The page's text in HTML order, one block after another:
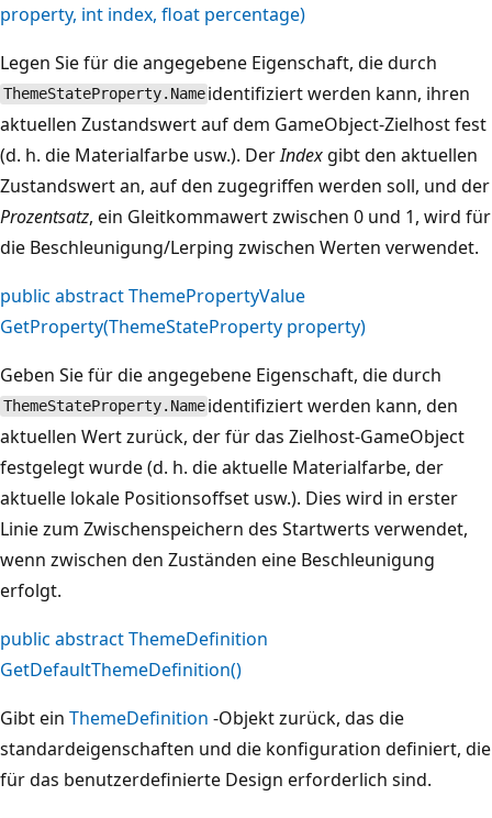
property, int index, float percentage)
Legen Sie für die angegebene Eigenschaft, die durch
ThemeStateProperty.Name identifiziert werden kann, ihren
aktuellen Zustandswert auf dem GameObject-Zielhost fest
(d. h. die Materialfarbe usw.). DerIndex gibt den aktuellen
Zustandswert an, auf den zugegriffen werden soll, und der
Prozentsatz, ein Gleitkommawert zwischen 0 und 1, wird für
die Beschleunigung/Lerping zwischen Werten verwendet.
public abstract ThemePropertyValue
GetProperty(ThemeStateProperty property)
Geben Sie für die angegebene Eigenschaft, die durch
ThemeStateProperty.Name identifiziert werden kann, den
aktuellen Wert zurück, der für das Zielhost-GameObject
festgelegt wurde (d. h. die aktuelle Materialfarbe, der
aktuelle lokale Positionsoffset usw.). Dies wird in erster
Linie zum Zwischenspeichern des Startwerts verwendet,
wenn zwischen den Zuständen eine Beschleunigung
erfolgt.
public abstract ThemeDefinition
GetDefaultThemeDefinition()
Gibt ein ThemeDefinition -Objekt zurück, das die
standardeigenschaften und die konfiguration definiert, die
für das benutzerdefinierte Design erforderlich sind.